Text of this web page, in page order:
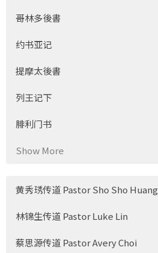
哥林多後書
约书亚记
提摩太後書
列王记下
腓利门书
Show More
黄秀琇传道 Pastor Sho Sho Huang
林锦生传道 Pastor Luke Lin
蔡思源传道 Pastor Avery Choi